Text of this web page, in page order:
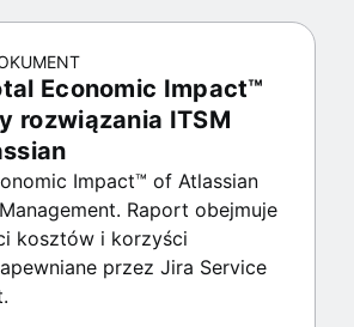
Economic Impact™
rozwiązania ITSM
Impact™ of Atlassian
Raport obejmuje
kosztów i korzyści
przez Jira Service